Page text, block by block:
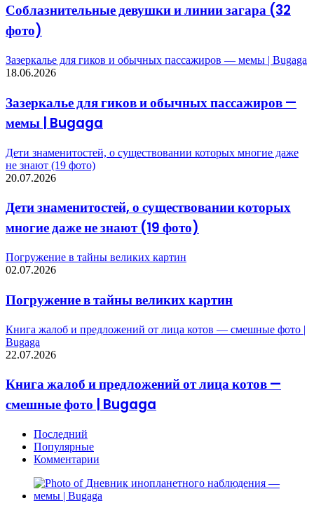
Соблазнительные девушки и линии загара (32
фото)
Зазеркалье для гиков и обычных пассажиров — мемы | Bugaga
18.06.2026
Зазеркалье для гиков и обычных пассажиров —
мемы | Bugaga
Дети знаменитостей, о существовании которых многие даже
не знают (19 фото)
20.07.2026
Дети знаменитостей, о существовании которых
многие даже не знают (19 фото)
Погружение в тайны великих картин
02.07.2026
Погружение в тайны великих картин
Книга жалоб и предложений от лица котов — смешные фото |
Bugaga
22.07.2026
Книга жалоб и предложений от лица котов —
смешные фото | Bugaga
Последний
Популярные
Комментарии